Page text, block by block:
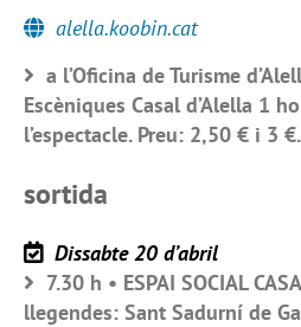
alella.koobin.cat
a l’Oficina de Turisme
Escèniques Casal d’Alella 1
l’espectacle. Preu: 2,50 € i 3 €.
sortida
Dissabte 20 d’abril
7.30 h • ESPAI SOCIAL
llegendes: Sant Sadurní de